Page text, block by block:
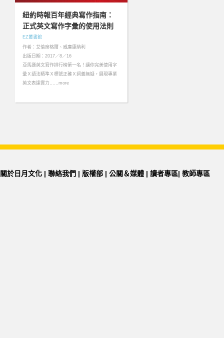
紐約時報百年經典寫作指南：
正式英文寫作字彙的使用法則
EZ叢書館
作者：艾倫席格爾、威廉康納利
出版日期：2017／8／16
亞馬遜英文寫作排行榜第一名！讓你完美使用字
彙Ｘ語法精準Ｘ標號正確Ｘ詞義無疑，展現專業
英文表達實力……more
關於日月文化 | 聯絡我們 | 版權部 | 公關＆媒體 | 讀者專區| 教師專區